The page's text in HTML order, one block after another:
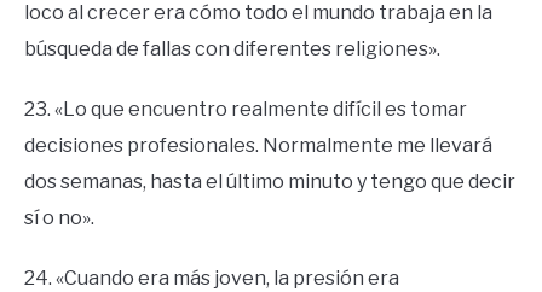
loco al crecer era cómo todo el mundo trabaja en la
búsqueda de fallas con diferentes religiones».
23. «Lo que encuentro realmente difícil es tomar
decisiones profesionales. Normalmente me llevará
dos semanas, hasta el último minuto y tengo que decir
sí o no».
24. «Cuando era más joven, la presión era